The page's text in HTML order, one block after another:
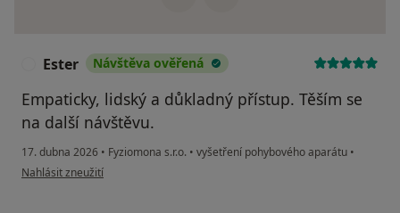
Ester Návštěva ověřená
Empaticky, lidský a důkladný přístup. Těším se
na další návštěvu.
17. dubna 2026 • Fyziomona s.r.o. • vyšetření pohybového aparátu •
podle názoru uživatele Ester
Nahlásit zneužití